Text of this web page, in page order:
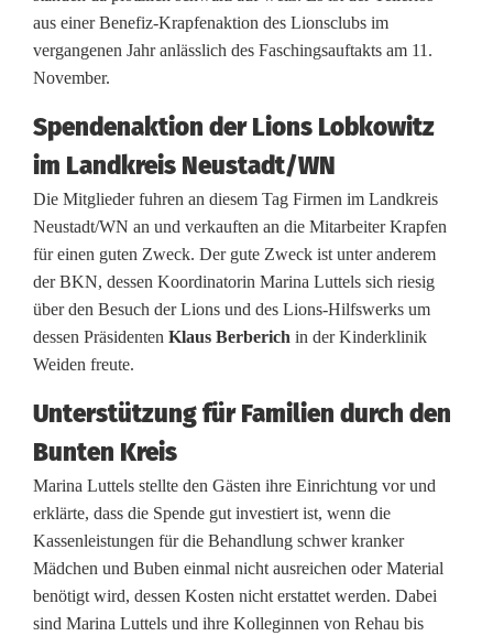
s
c
l
u
b
s
p
e
n
d
e
t
5
.
0
aus einer Benefiz-Krapfenaktion des Lionsclubs im
vergangenen Jahr anlässlich des Faschingsauftakts am 11.
November.
Spendenaktion der Lions Lobkowitz
im Landkreis Neustadt/WN
Die Mitglieder fuhren an diesem Tag Firmen im Landkreis
Neustadt/WN an und verkauften an die Mitarbeiter Krapfen
für einen guten Zweck. Der gute Zweck ist unter anderem
der BKN, dessen Koordinatorin Marina Luttels sich riesig
über den Besuch der Lions und des Lions-Hilfswerks um
dessen Präsidenten Klaus Berberich in der Kinderklinik
Weiden freute.
Unterstützung für Familien durch den
Bunten Kreis
Marina Luttels stellte den Gästen ihre Einrichtung vor und
erklärte, dass die Spende gut investiert ist, wenn die
Kassenleistungen für die Behandlung schwer kranker
Mädchen und Buben einmal nicht ausreichen oder Material
benötigt wird, dessen Kosten nicht erstattet werden. Dabei
sind Marina Luttels und ihre Kolleginnen von Rehau bis